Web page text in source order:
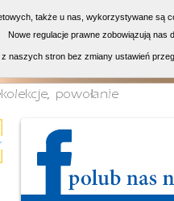
także u nas, wykorzystywane są
Nowe regulacje prawne zobowiązują nas
naszych stron bez zmiany ustawień